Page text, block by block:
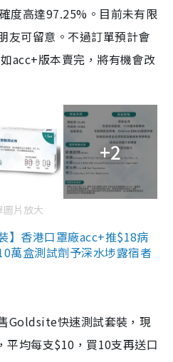
度高達97.25%。目前未有限
友可留意。不過訂單預計會
acc+版本賣完，將有機會改
+2
圖片放大
】香港口罩廠acc+推$18病
萬盒測試劑予深水埗露宿者
Goldsite快速測試套裝，現
均每支$10，買10支再送口